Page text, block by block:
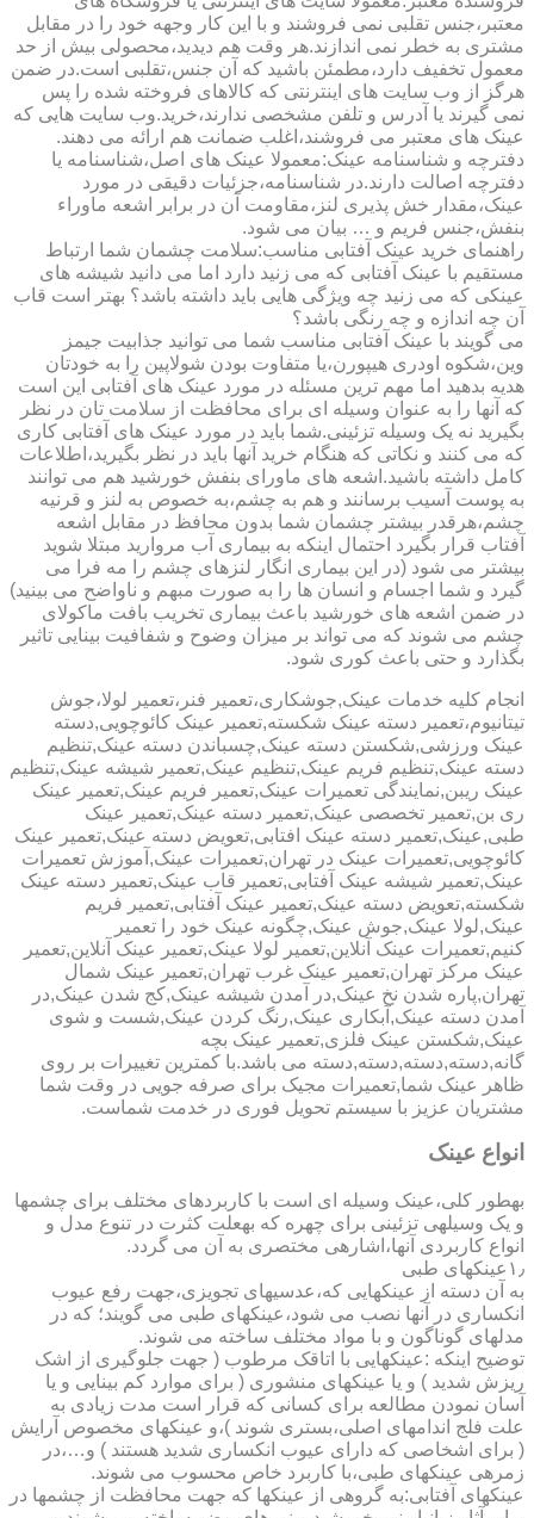
معتبر،جنس تقلبی نمی فروشند و با این کار وجهه خود را در مقابل
مشتری به خطر نمی اندازند.هر وقت هم دیدید،محصولی بیش از حد
معمول تخفیف دارد،مطمئن باشید که آن جنس،تقلبی است.در ضمن
هرگز از وب سایت های اینترنتی که کالاهای فروخته شده را پس
نمی گیرند یا آدرس و تلفن مشخصی ندارند،خرید.وب سایت هایی که
عینک های معتبر می فروشند،اغلب ضمانت هم ارائه می دهند.
دفترچه و شناسنامه عینک:معمولا عینک های اصل،شناسنامه یا
دفترچه اصالت دارند.در شناسنامه،جزئیات دقیقی در مورد
عینک،مقدار خش پذیری لنز،مقاومت آن در برابر اشعه ماوراء
بنفش،جنس فریم و … بیان می شود.
راهنمای خرید عینک آفتابی مناسب:سلامت چشمان شما ارتباط
مستقیم با عینک آفتابی که می زنید دارد اما می دانید شیشه های
عینکی که می زنید چه ویژگی هایی باید داشته باشد؟ بهتر است قاب
آن چه اندازه و چه رنگی باشد؟
می گویند با عینک آفتابی مناسب شما می توانید جذابیت جیمز
وین،شکوه اودری هیپورن،یا متفاوت بودن شولاپین را به خودتان
هدیه بدهید اما مهم ترین مسئله در مورد عینک های آفتابی این است
که آنها را به عنوان وسیله ای برای محافظت از سلامت تان در نظر
بگیرید نه یک وسیله تزئینی.شما باید در مورد عینک های آفتابی کاری
که می کنند و نکاتی که هنگام خرید آنها باید در نظر بگیرید،اطلاعات
کامل داشته باشید.اشعه های ماورای بنفش خورشید هم می توانند
به پوست آسیب برسانند و هم به چشم،به خصوص به لنز و قرنیه
چشم،هرقدر بیشتر چشمان شما بدون محافظ در مقابل اشعه
آفتاب قرار بگیرد احتمال اینکه به بیماری آب مروارید مبتلا شوید
بیشتر می شود (در این بیماری انگار لنزهای چشم را مه فرا می
گیرد و شما اجسام و انسان ها را به صورت مبهم و ناواضح می بینید)
در ضمن اشعه های خورشید باعث بیماری تخریب بافت ماکولای
چشم می شوند که می تواند بر میزان وضوح و شفافیت بینایی تاثیر
بگذارد و حتی باعث کوری شود.
انجام کلیه خدمات عینک,جوشکاری،تعمیر فنر،تعمیر لولا،جوش
تیتانیوم،تعمیر دسته عینک شکسته,تعمیر عینک کائوچویی,دسته
عینک ورزشی,شکستن دسته عینک,چسباندن دسته عینک,تنظیم
دسته عینک,تنظیم فریم عینک,تنظیم عینک,تعمیر شیشه عینک,تنظیم
عینک ریبن,نمایندگی تعمیرات عینک,تعمیر فریم عینک,تعمیر عینک
ری بن,تعمیر تخصصی عینک,تعمیر دسته عینک,تعمیر عینک
طبی,عینک,تعمیر دسته عینک افتابی,تعویض دسته عینک,تعمیر عینک
کائوچویی,تعمیرات عینک در تهران,تعمیرات عینک,آموزش تعمیرات
عینک,تعمیر شیشه عینک آفتابی,تعمیر قاب عینک,تعمیر دسته عینک
شکسته,تعویض دسته عینک,تعمیر عینک آفتابی,تعمیر فریم
عینک,لولا عینک,جوش عینک,چگونه عینک خود را تعمیر
کنیم,تعمیرات عینک آنلاین,تعمیر لولا عینک,تعمیر عینک آنلاین,تعمیر
عینک مرکز تهران,تعمیر عینک غرب تهران,تعمیر عینک شمال
تهران,پاره شدن نخ عینک,در آمدن شیشه عینک,کج شدن عینک,در
آمدن دسته عینک,آبکاری عینک,رنگ کردن عینک,شست و شوی
عینک,شکستن عینک فلزی,تعمیر عینک بچه
گانه,دسته,دسته,دسته,دسته می باشد.با کمترین تغییرات بر روی
ظاهر عینک شما,تعمیرات مجیک برای صرفه جویی در وقت شما
مشتریان عزیز با سیستم تحویل فوری در خدمت شماست.
انواع عینک
به­طور کلی،عینک وسیله ای است با کاربردهای مختلف برای چشمها
و یک وسیله­ی تزئینی برای چهره که به­علت کثرت در تنوع مدل و
انواع کاربردی آنها،اشاره­ی مختصری به آن می گردد.
۱٫عینکهای طبی
به آن دسته از عینکهایی که،عدسیهای تجویزی،جهت رفع عیوب
انکساری در آنها نصب می شود،عینکهای طبی می گویند؛ که در
مدلهای گوناگون و با مواد مختلف ساخته می شوند.
توضیح اینکه :عینکهایی با اتاقک مرطوب ( جهت جلوگیری از اشک
ریزش شدید ) و یا عینکهای منشوری ( برای موارد کم بینایی و یا
آسان نمودن مطالعه برای کسانی که قرار است مدت زیادی به
علت فلج اندامهای اصلی،بستری شوند )،و عینکهای مخصوص آرایش
( برای اشخاصی که دارای عیوب انکساری شدید هستند ) و…،در
زمره­ی عینکهای طبی،با کاربرد خاص محسوب می شوند.
عینکهای آفتابی:به گروهی از عینکها که جهت محافظت از چشمها در